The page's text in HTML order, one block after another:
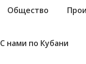
Общество
С нами по Кубани